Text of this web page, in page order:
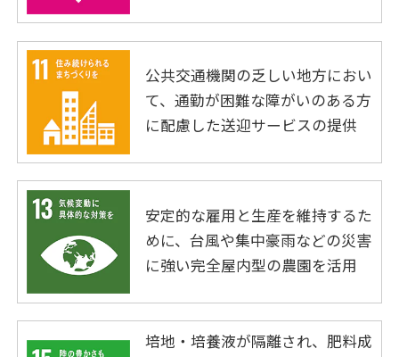
公共交通機関の乏しい地方におい
て、通勤が困難な障がいのある方
に配慮した送迎サービスの提供
安定的な雇用と生産を維持するた
めに、台風や集中豪雨などの災害
に強い完全屋内型の農園を活用
培地・培養液が隔離され、肥料成